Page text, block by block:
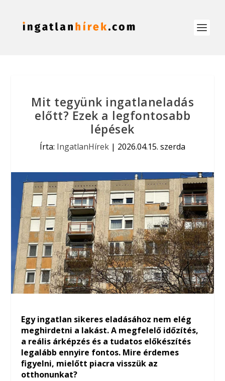
Mit tegyünk ingatlaneladás
előtt? Ezek a legfontosabb
lépések
Írta: IngatlanHírek | 2026.04.15. szerda
Egy ingatlan sikeres eladásához nem elég
meghirdetni a lakást. A megfelelő időzítés,
a reális árképzés és a tudatos előkészítés
legalább ennyire fontos. Mire érdemes
figyelni, mielőtt piacra visszük az
otthonunkat?